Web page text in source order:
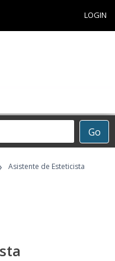
LOGIN
Go
Asistente de Esteticista